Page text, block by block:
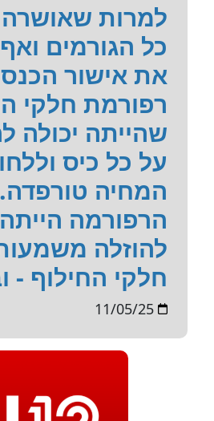
למרות שאושרה
כל הגורמים
את אישור
רפורמת חלקי
שהייתה יכולה
על כל כיס
המחיה טורפדה.
הרפורמה
להוזלה
חלקי החילוף -
11/05/25